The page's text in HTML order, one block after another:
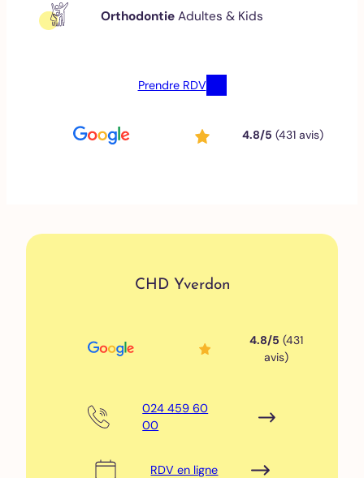
OrthodontieAdultes & Kids
Prendre RDV
4.8/5 (431 avis)
CHD Yverdon
4.8/5 (431
avis)
024 459 60
00
RDV en ligne